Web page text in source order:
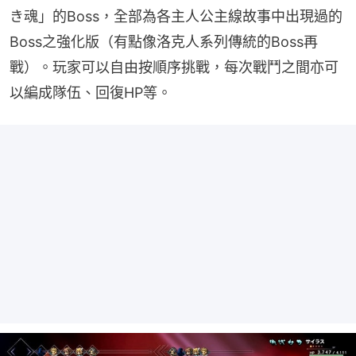
き魂」的Boss，全部為各主人公主線故事中出現過的
Boss之強化版（有點像洛克人系列傳統的Boss再
戰）。玩家可以自由按順序挑戰，每次戰鬥之間亦可
以編成隊伍、回復HP等。